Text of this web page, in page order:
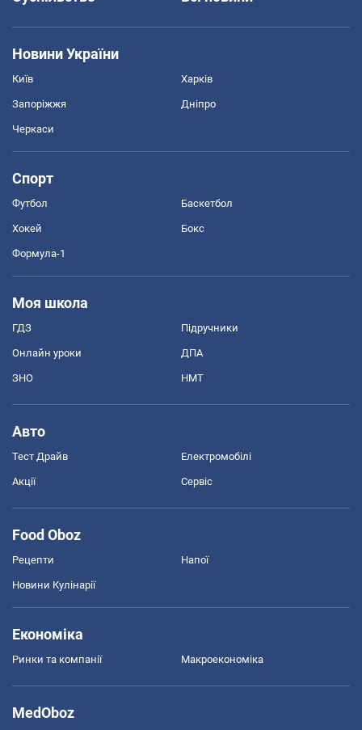
Новини України
Київ Харків
Запоріжжя Дніпро
Черкаси
Спорт
Футбол Баскетбол
Хокей Бокс
Формула-1
Моя школа
ГДЗ Підручники
Онлайн уроки ДПА
ЗНО НМТ
Авто
Тест Драйв Електромобілі
Акції Сервіс
Food Oboz
Рецепти Напої
Новини Кулінарії
Економіка
Ринки та компанії Макроекономіка
MedOboz